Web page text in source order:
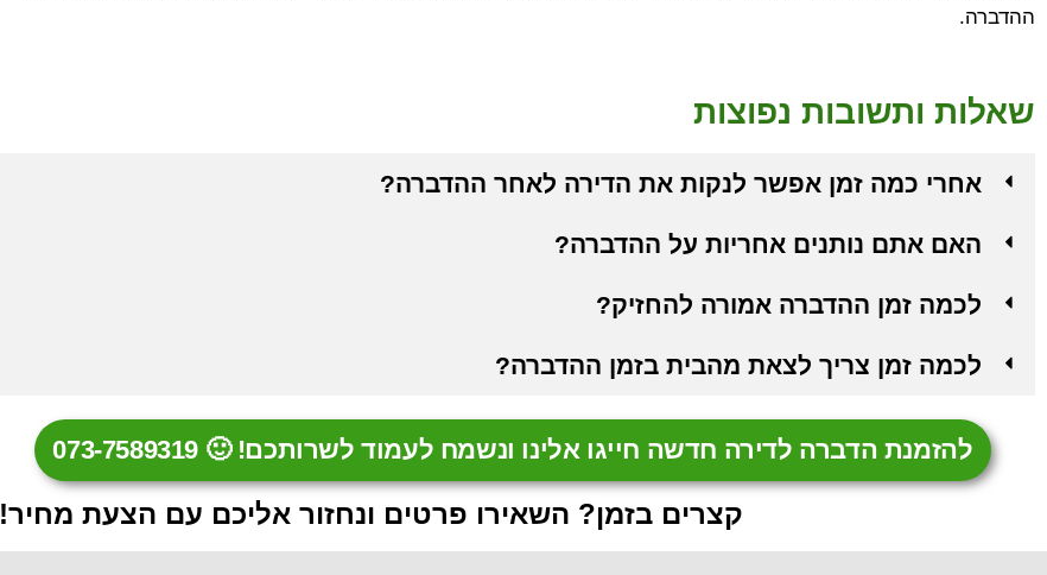
ההדברה.
שאלות ותשובות נפוצות
אחרי כמה זמן אפשר לנקות את הדירה לאחר ההדברה?
האם אתם נותנים אחריות על ההדברה?
לכמה זמן ההדברה אמורה להחזיק?
לכמה זמן צריך לצאת מהבית בזמן ההדברה?
להזמנת הדברה לדירה חדשה חייגו אלינו ונשמח לעמוד לשרותכם! 🙂 073-7589319
קצרים בזמן? השאירו פרטים ונחזור אליכם עם הצעת מחיר!